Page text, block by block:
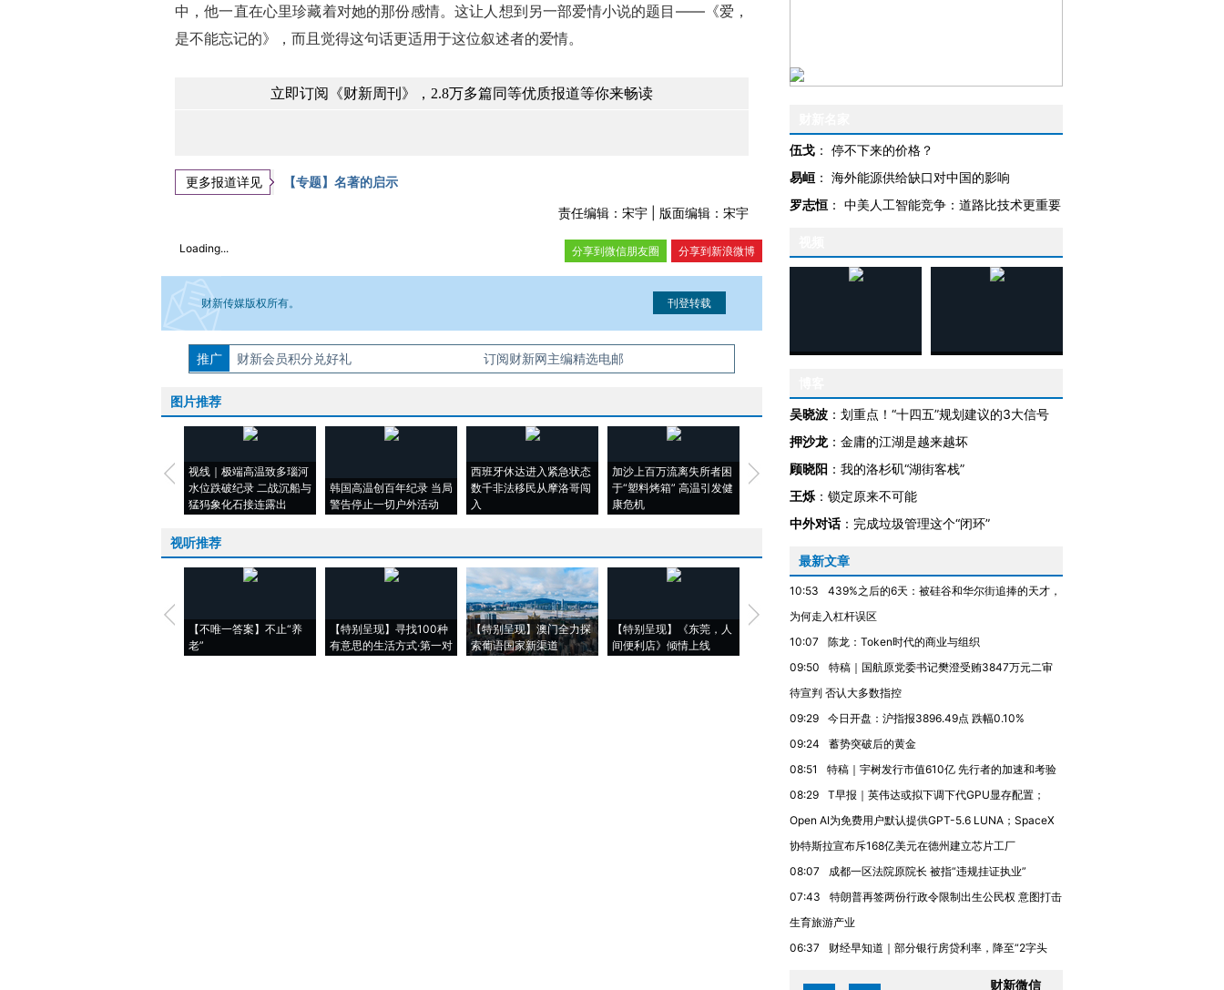
中，他一直在心里珍藏着对她的那份感情。这让人想到另一部爱情小说的题目——《爱，
是不能忘记的》，而且觉得这句话更适用于这位叙述者的爱情。
立即订阅《财新周刊》，2.8万多篇同等优质报道等你来畅读
更多报道详见
【专题】名著的启示
责任编辑：宋宇 | 版面编辑：宋宇
Loading... 分享到新浪微博
分享到微信朋友圈
财新传媒版权所有。
如需刊登转载请点击右侧按钮，提交相关信息。经确认即可刊登转载。
推广 财新会员积分兑好礼 订阅财新网主编精选电邮
图片推荐
视线｜极端高温致多瑙河
水位跌破纪录 二战沉船与
猛犸象化石接连露出
韩国高温创百年纪录 当局
警告停止一切户外活动
西班牙休达进入紧急状态
数千非法移民从摩洛哥闯
入
加沙上百万流离失所者困
于“塑料烤箱” 高温引发健
康危机
视线｜HYROX的吸金
术：是什么让中产们甘
心“花钱找虐”？
马航飞行员跨国走私7万
粒摇头丸 尿检体内含3种
毒品
视听推荐
【不唯一答案】不止“养
老”
【特别呈现】寻找100种
有意思的生活方式·第一对
【特别呈现】澳门全力探
索葡语国家新渠道
【特别呈现】《东莞，人
间便利店》倾情上线
【推广】走进第四届链博
有意思的生活方式·第三对
伍戈 ： 停不下来的价格？
易峘 ： 海外能源供给缺口对中国的影响
罗志恒 ： 中美人工智能竞争：道路比技术更重要
吴晓波 ： 划重点！“十四五”规划建议的3大信号
押沙龙 ： 金庸的江湖是越来越坏
顾晓阳 ： 我的洛杉矶“湖街客栈”
王烁 ： 锁定原来不可能
中外对话： 完成垃圾管理这个“闭环”
最新文章
10:53
439%之后的6天：被硅谷和华尔街追捧的天才，
为何走入杠杆误区
10:07
陈龙：Token时代的商业与组织
09:50
特稿｜国航原党委书记樊澄受贿3847万元二审
待宣判 否认大多数指控
09:29
今日开盘：沪指报3896.49点 跌幅0.10%
09:24
蓄势突破后的黄金
08:51
特稿｜宇树发行市值610亿 先行者的加速和考验
08:29
T早报｜英伟达或拟下调下代GPU显存配置；
Open AI为免费用户默认提供GPT-5.6 LUNA；SpaceX
协特斯拉宣布斥168亿美元在德州建立芯片工厂
08:07
成都一区法院原院长 被指“违规挂证执业”
07:43
特朗普再签两份行政令限制出生公民权 意图打击
生育旅游产业
06:37
财经早知道｜部分银行房贷利率，降至“2字头
财新微信